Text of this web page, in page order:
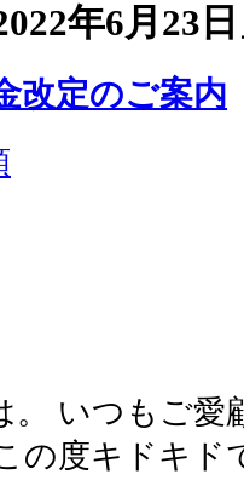
年6月23日
改定のご案内
。 いつもご愛
の度キドキド